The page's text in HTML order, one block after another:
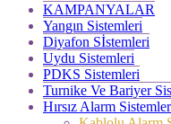
KAMPANYALAR
Yangın Sistemleri
Diyafon Sİstemleri
Uydu Sistemleri
PDKS Sistemleri
Turnike Ve Bariyer
Hırsız Alarm